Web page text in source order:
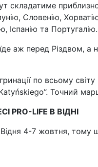
складатиме
Словенію,
Іспанію та Португалію.
аж перед Різдвом, а
по всьому
Точний
LIFE В ВІДНІ
4-7 жовтня, тому